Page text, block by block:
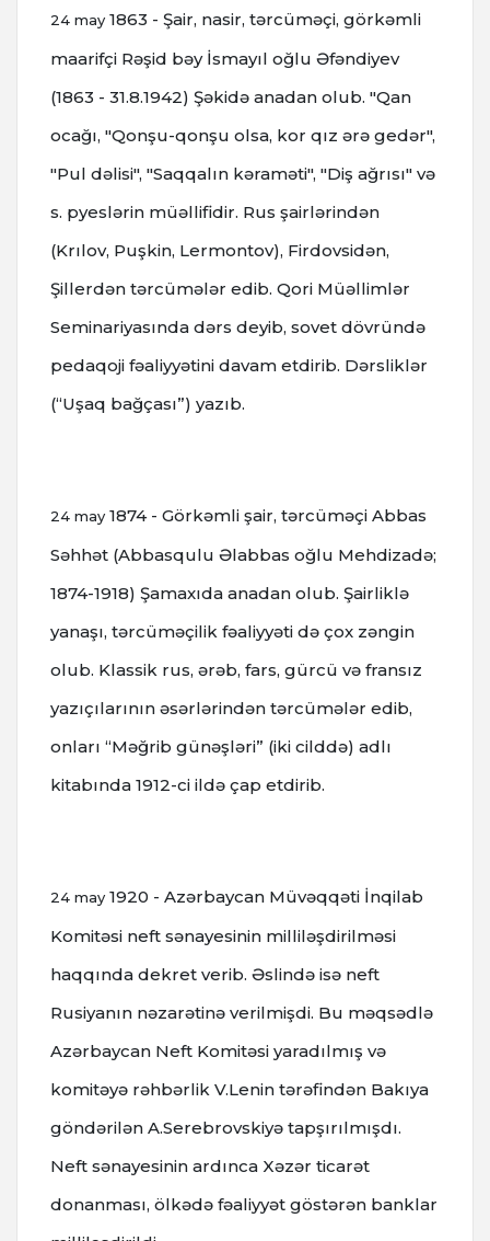
24 may 1863 - Şair, nasir, tərcüməçi, görkəmli
maarifçi Rəşid bəy İsmayıl oğlu Əfəndiyev
(1863 - 31.8.1942) Şəkidə anadan olub. "Qan
ocağı, "Qonşu-qonşu olsa, kor qız ərə gedər",
"Pul dəlisi", "Saqqalın kəraməti", "Diş ağrısı" və
s. pyeslərin müəllifidir. Rus şairlərindən
(Krılov, Puşkin, Lermontov), Firdovsidən,
Şillerdən tərcümələr edib. Qori Müəllimlər
Seminariyasında dərs deyib, sovet dövründə
pedaqoji fəaliyyətini davam etdirib. Dərsliklər
(“Uşaq bağçası”) yazıb.
24 may 1874 - Görkəmli şair, tərcüməçi Abbas
Səhhət (Abbasqulu Əlabbas oğlu Mehdizadə;
1874-1918) Şamaxıda anadan olub. Şairliklə
yanaşı, tərcüməçilik fəaliyyəti də çox zəngin
olub. Klassik rus, ərəb, fars, gürcü və fransız
yazıçılarının əsərlərindən tərcümələr edib,
onları “Məğrib günəşləri” (iki cilddə) adlı
kitabında 1912-ci ildə çap etdirib.
24 may 1920 - Azərbaycan Müvəqqəti İnqilab
Komitəsi neft sənayesinin milliləşdirilməsi
haqqında dekret verib. Əslində isə neft
Rusiyanın nəzarətinə verilmişdi. Bu məqsədlə
Azərbaycan Neft Komitəsi yaradılmış və
komitəyə rəhbərlik V.Lenin tərəfindən Bakıya
göndərilən A.Serebrovskiyə tapşırılmışdı.
Neft sənayesinin ardınca Xəzər ticarət
donanması, ölkədə fəaliyyət göstərən banklar